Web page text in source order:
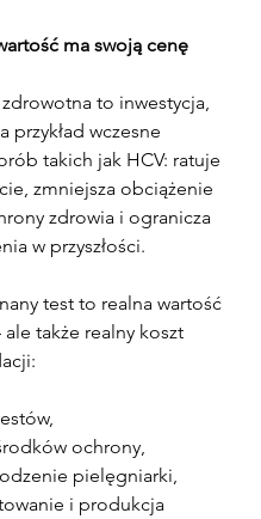
ma swoją cenę
to inwestycja,
przykład wczesne
takich jak HCV: ratuje
zmniejsza obciążenie
zdrowia i ogranicza
w przyszłości.
test to realna wartość
ale także realny koszt
ochrony,
pielęgniarki,
i produkcja